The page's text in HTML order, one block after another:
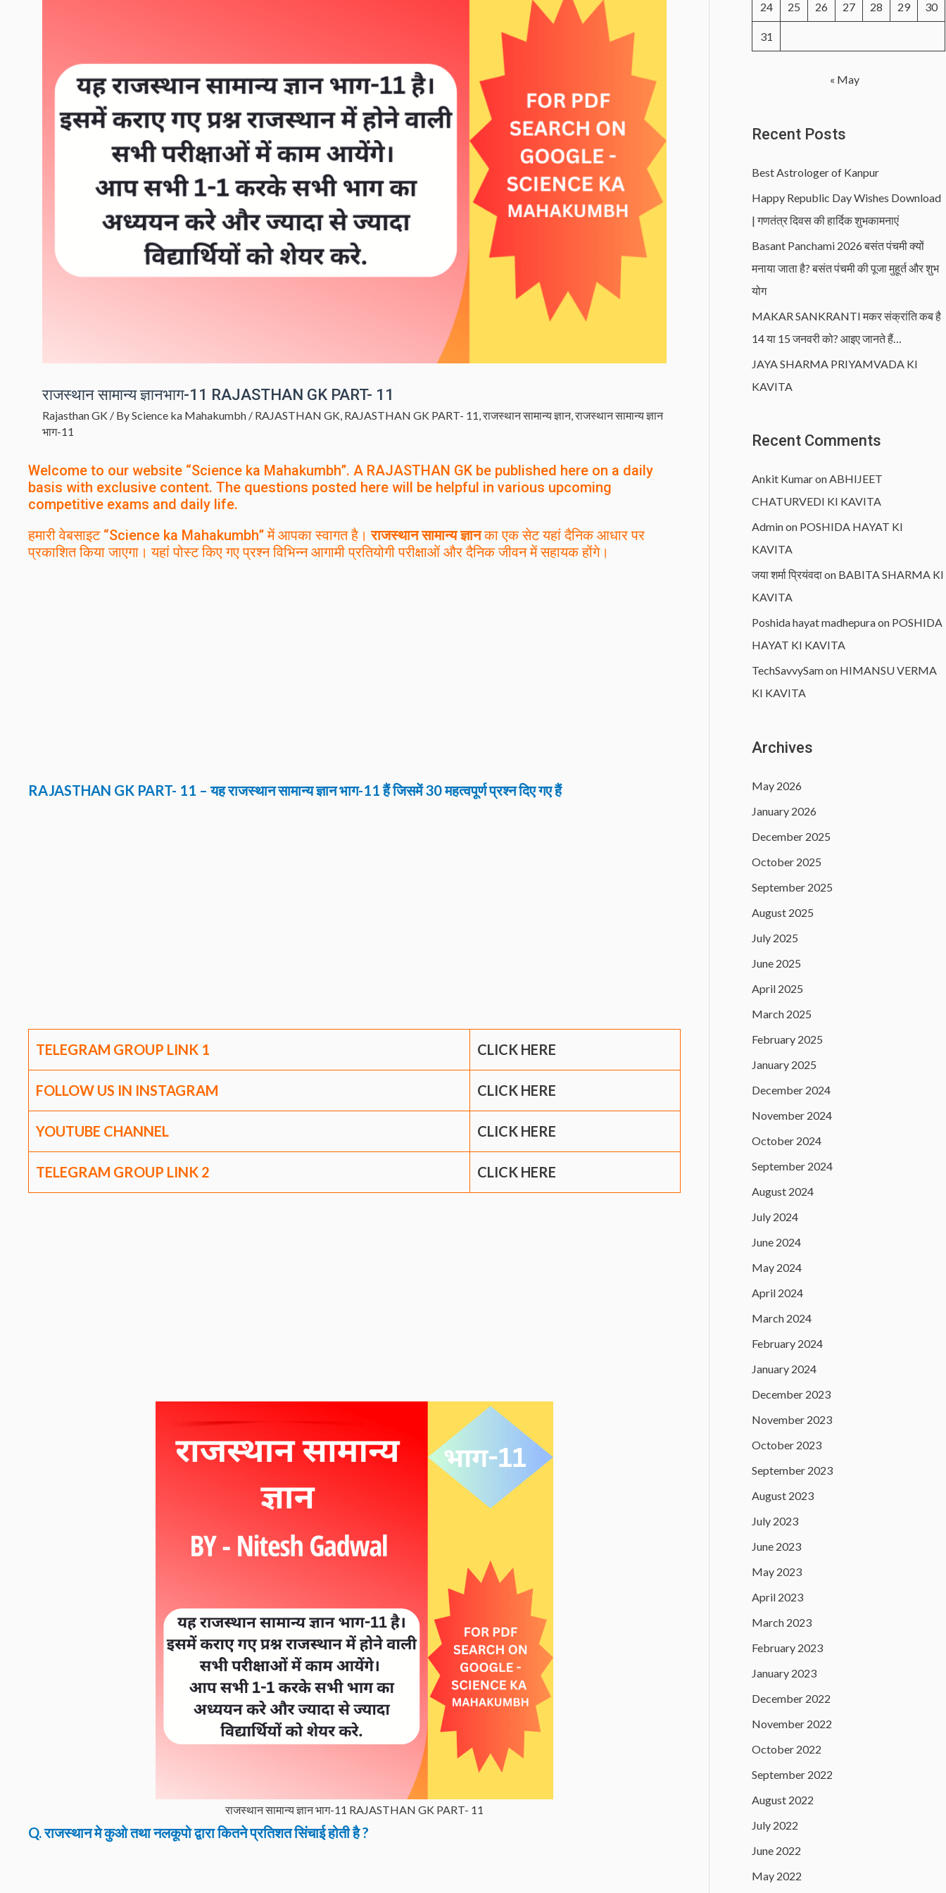
राजस्थान सामान्य ज्ञानभाग-11 RAJASTHAN GK PART- 11
Rajasthan GK / ByScience ka Mahakumbh / RAJASTHAN GK, RAJASTHAN GK PART- 11,राजस्थान सामान्य ज्ञान,राजस्थान सामान्य ज्ञान
भाग-11
Welcome to our website “Science ka Mahakumbh”. A RAJASTHAN GK be published here on a daily
basis with exclusive content. The questions posted here will be helpful in various upcoming
competitive exams and daily life.
हमारी वेबसाइट “Science ka Mahakumbh” में आपका स्वागत है।राजस्थान सामान्य ज्ञानका एक सेट यहां दैनिक आधार पर
प्रकाशित किया जाएगा। यहां पोस्ट किए गए प्रश्न विभिन्न आगामी प्रतियोगी परीक्षाओं और दैनिक जीवन में सहायक होंगे।
RAJASTHAN GK PART- 11 – यहराजस्थान सामान्य ज्ञानभाग-11 हैं जिसमें 30 महत्वपूर्ण प्रश्न दिए गए हैं
TELEGRAM GROUP LINK 1 CLICK HERE
FOLLOW US IN INSTAGRAM CLICK HERE
YOUTUBE CHANNEL CLICK HERE
TELEGRAM GROUP LINK 2 CLICK HERE
राजस्थान सामान्य ज्ञान भाग-11 RAJASTHAN GK PART- 11
Q. राजस्थान मे कुओ तथा नलकूपो द्वारा कितने प्रतिशत सिंचाई होती है ?
24 25 26 27 28 29 30
31
« May
Recent Posts
Best Astrologer of Kanpur
Happy Republic Day Wishes Download
| गणतंत्र दिवस की हार्दिक शुभकामनाएं
Basant Panchami 2026 बसंत पंचमी क्यों
मनाया जाता है? बसंत पंचमी की पूजा मुहूर्त और शुभ
योग
MAKAR SANKRANTI मकर संक्रांति कब है
14 या 15 जनवरी को? आइए जानते हैं…
JAYA SHARMA PRIYAMVADA KI
KAVITA
Recent Comments
Ankit KumaronABHIJEET
CHATURVEDI KI KAVITA
Adminon POSHIDA HAYAT KI
KAVITA
जया शर्मा प्रियंवदाon BABITA SHARMA KI
KAVITA
Poshida hayat madhepuraon POSHIDA
HAYAT KI KAVITA
TechSavvySamon HIMANSU VERMA
KI KAVITA
Archives
May 2026
January 2026
December 2025
October 2025
September 2025
August 2025
July 2025
June 2025
April 2025
March 2025
February 2025
January 2025
December 2024
November 2024
October 2024
September 2024
August 2024
July 2024
June 2024
May 2024
April 2024
March 2024
February 2024
January 2024
December 2023
November 2023
October 2023
September 2023
August 2023
July 2023
June 2023
May 2023
April 2023
March 2023
February 2023
January 2023
December 2022
November 2022
October 2022
September 2022
August 2022
July 2022
June 2022
May 2022